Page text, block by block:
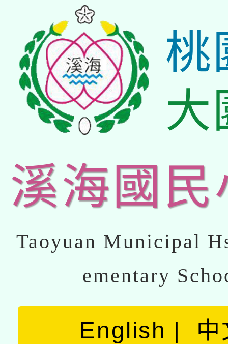
桃
大
溪海國民
Taoyuan Municipal
ementary
English 中